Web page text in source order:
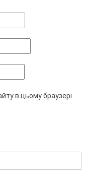
в цьому браузері